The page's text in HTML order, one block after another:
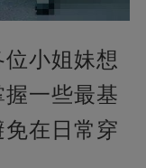
小姐妹想
一些最基
在日常穿